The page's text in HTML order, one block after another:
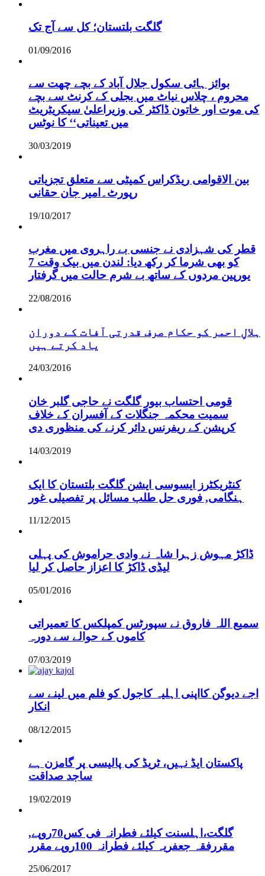
گلگت بلتستان؛ کل سے آج تک
01/09/2016
بوائز ہائی سکول جلال آباد کے بچے چھت سے
محروم ، چلاس نیاٹ میں بجلی کے کرنٹ سے بچے
کی موت اور خاتون ڈاکٹر کی وزیراعلیٰ سیکریٹریٹ
میں تعیناتی‘‘ کا نوٹس
30/03/2019
بین الاقوامی ریڈکراس کمیٹی سے متعلق تجزیاتی
رپورٹ۔امیر جان حقانی
19/10/2017
قطر کی شہزادی نے جنسی بے راہروی میں مغرب
کو بھی شرما کر رکھ دیا: لندن میں بیک وقت 7
یورپین مردوں کے ساتھ بے شرم حالت میں گرفتار
22/08/2016
ہلالِ احمر کو حکام صرف قدرتی آفات کے دوران
یاد کرتے ہیں
24/03/2016
قومی احتساب بیور گلگت نے حاجی گلبر خان
سمیت محکمہ جنگلات کے آفسران کے خلاف
کرپشن کے ریفرنس دائر کرنے کی منظوری دی
14/03/2019
کنٹریکٹرز ایسوسی ایشن گلگت بلتستان کا ایک
ہنگامی, فوری حل طلب مسائل پر تفصیلی غور
11/12/2015
ڈاکڑ مہوش زہرا شاہ نے وادی حراموش کی پہلی
لیڈی ڈاکڑ کا اعزاز حاصل کر لیا
05/01/2016
سمیع اللہ فاروق نے سپورٹس کمپلکس کا تعمیراتی
کاموں کے حوالے سے دورہ
07/03/2019
اجے دیوگن کااپنی اہلیہ کاجول کو فلم میں لینے سے
انکار
08/12/2015
پاکستان ایڈ نہیں، ٹریڈ کی پالیسی پر گامزن ہے
ساجد صداقت
19/02/2019
,گلگت،اہلسنت کیلئے فطرانہ فی کس70روپے
مقررفقہ جعفریہ کیلئے فطرانہ 100روپے مقرر
25/06/2017